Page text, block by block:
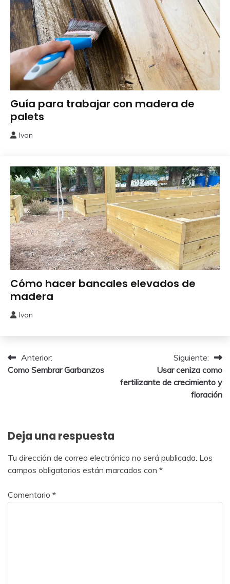
Bricolaje
Guía para trabajar con madera de
palets
2026
Ivan
Bricolaje
Cómo hacer bancales elevados de
madera
septiembre,
Ivan
Navegación
de
Anterior:
Como Sembrar Garbanzos
Siguiente:
Usar ceniza como
fertilizante de crecimiento y
floración
Deja una respuesta
Tu dirección de correo electrónico no será publicada. Los
campos obligatorios están marcados con *
Comentario *